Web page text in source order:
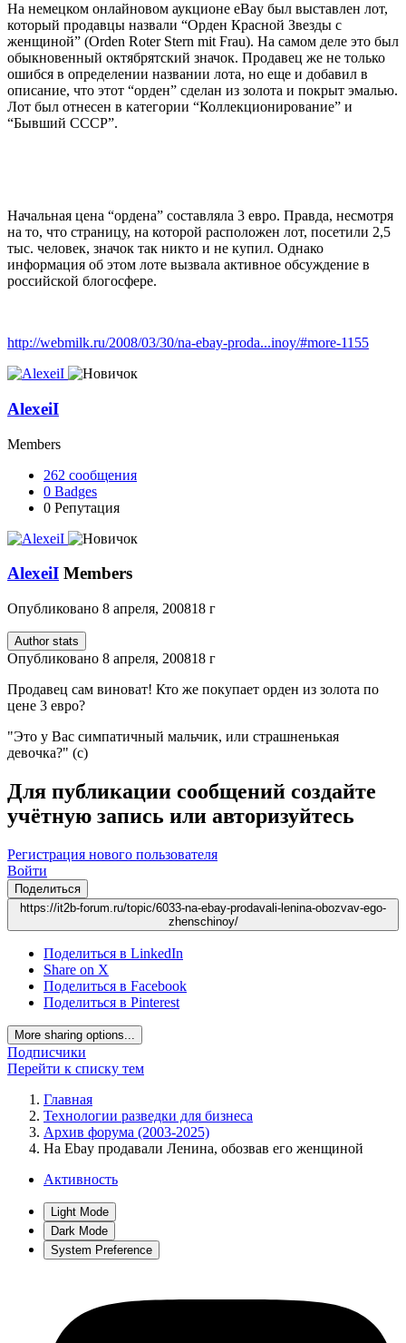
На немецком онлайновом аукционе eBay был выставлен лот,
который продавцы назвали “Орден Красной Звезды с
женщиной” (Orden Roter Stern mit Frau). На самом деле это был
обыкновенный октябрятский значок. Продавец же не только
ошибся в определении названии лота, но еще и добавил в
описание, что этот “орден” сделан из золота и покрыт эмалью.
Лот был отнесен в категории “Коллекционирование” и
“Бывший СССР”.
Начальная цена “ордена” составляла 3 евро. Правда, несмотря
на то, что страницу, на которой расположен лот, посетили 2,5
тыс. человек, значок так никто и не купил. Однако
информация об этом лоте вызвала активное обсуждение в
российской блогосфере.
http://webmilk.ru/2008/03/30/na-ebay-proda...inoy/#more-1155
AlexeiI
Members
262 сообщения
0 Badges
0 Репутация
AlexeiI Members
Опубликовано 8 апреля, 200818 г
Author stats
Опубликовано 8 апреля, 200818 г
Продавец сам виноват! Кто же покупает орден из золота по
цене 3 евро?
"Это у Вас симпатичный мальчик, или страшненькая
девочка?" (с)
Для публикации сообщений создайте
учётную запись или авторизуйтесь
Регистрация нового пользователя
Войти
Поделиться
https://it2b-forum.ru/topic/6033-na-ebay-prodavali-lenina-obozvav-ego-
zhenschinoy/
Поделиться в LinkedIn
Share on X
Поделиться в Facebook
Поделиться в Pinterest
More sharing options...
Подписчики
Перейти к списку тем
Главная
Технологии разведки для бизнеса
Архив форума (2003-2025)
На Ebay продавали Ленина, обозвав его женщиной
Активность
Light Mode
Dark Mode
System Preference